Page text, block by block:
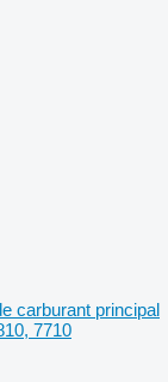
carburant principal
7710